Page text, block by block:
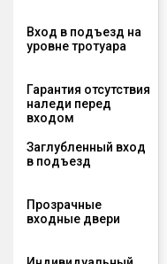
Вход в подъезд на
уровне тротуара
Гарантия отсутствия
наледи перед
входом
Заглубленный вход
в подъезд
Прозрачные
входные двери